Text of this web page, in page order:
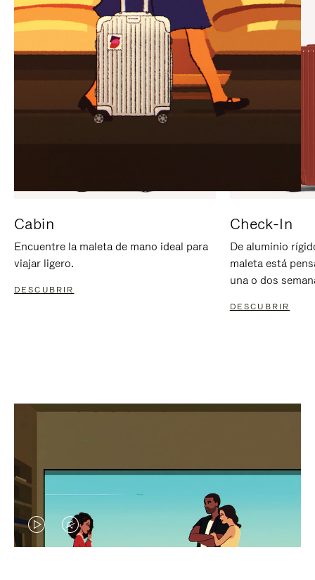
ACTIVARLO.
Cabin
Encuentre la maleta de mano ideal para
viajar ligero.
DESCUBRIR
Check-In
De aluminio
maleta está
una o dos
DESCUBRIR
EL
EL